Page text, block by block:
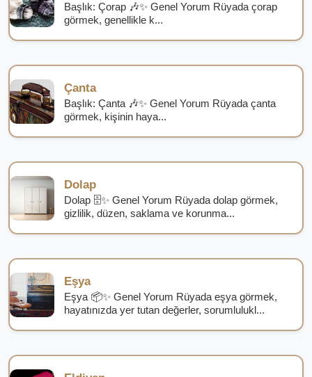
Başlık: Çorap 🎶✨ Genel Yorum Rüyada çorap
görmek, genellikle k...
Çanta
Başlık: Çanta 🎶✨ Genel Yorum Rüyada çanta
görmek, kişinin haya...
Dolap
Dolap 🗄️✨ Genel Yorum Rüyada dolap görmek,
gizlilik, düzen, saklama ve korunma...
Eşya
Eşya 📦✨ Genel Yorum Rüyada eşya görmek,
hayatınızda yer tutan değerler, sorumlulukl...